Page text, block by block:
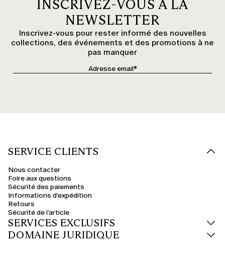
INSCRIVEZ-VOUS À LA
NEWSLETTER
Inscrivez-vous pour rester informé des nouvelles
collections, des événements et des promotions à ne
pas manquer
SERVICE CLIENTS
Nous contacter
Foire aux questions
Sécurité des paiements
Informations d'expédition
Retours
Sécurité de l’article
SERVICES EXCLUSIFS
DOMAINE JURIDIQUE